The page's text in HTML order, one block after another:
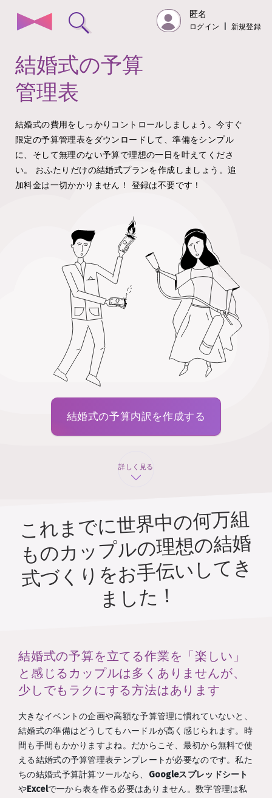
匿名
ログイン 新規登録
結婚式の予算
管理表
結婚式の費用をしっかりコントロールしましょう。今すぐ
限定の予算管理表をダウンロードして、準備をシンプル
に、そして無理のない予算で理想の一日を叶えてくださ
い。
おふたりだけの結婚式プランを作成しましょう。追
加料金は一切かかりません！
登録は不要です！
結婚式の予算内訳を作成する
詳しく見る
これまでに世界中の何万組
ものカップルの理想の結婚
式づくりをお手伝いしてき
ました！
結婚式の予算を立てる作業を「楽しい」
と感じるカップルは多くありませんが、
少しでもラクにする方法はあります
大きなイベントの企画や高額な予算管理に慣れていないと、
結婚式の準備はどうしてもハードルが高く感じられます。時
間も手間もかかりますよね。だからこそ、最初から無料で使
える結婚式の予算管理表テンプレートが必要なのです。私た
ちの結婚式予算計算ツールなら、 Googleスプレッドシート
やExcelで一から表を作る必要はありません。数字管理は私